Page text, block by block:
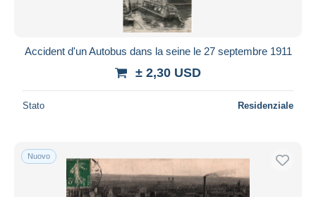
Accident d'un Autobus dans la seine le 27 septembre 1911
± 2,30 USD
Stato Residenziale
Nuovo